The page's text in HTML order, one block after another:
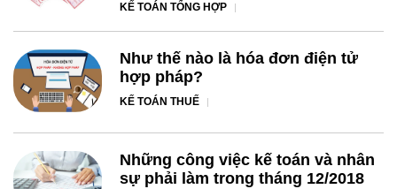
KẾ TOÁN TỔNG HỢP
Như thế nào là hóa đơn điện tử
hợp pháp?
KẾ TOÁN THUẾ
Những công việc kế toán và nhân
sự phải làm trong tháng 12/2018